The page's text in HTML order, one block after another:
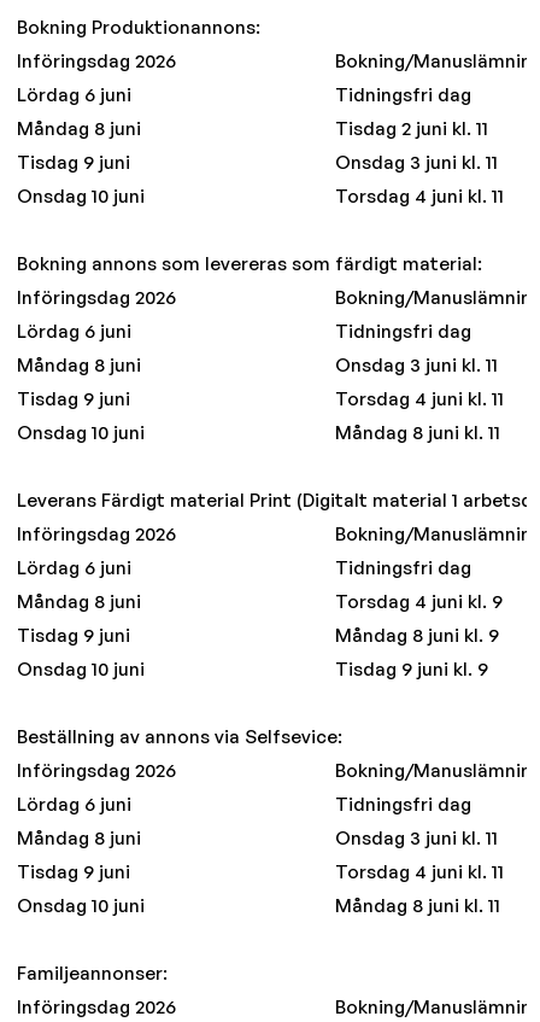
Bokning Produktionannons:
Införingsdag 2026
Bokning/
Lördag 6 juni
Tidningsfri dag
Måndag 8 juni
Tisdag 2 juni kl. 11
Tisdag 9 juni
Onsdag 3 juni kl. 11
Onsdag 10 juni
Torsdag 4 juni kl. 11
Bokning annons som levereras som färdigt material:
Införingsdag 2026
Bokning/
Lördag 6 juni
Tidningsfri dag
Måndag 8 juni
Onsdag 3 juni kl. 11
Tisdag 9 juni
Torsdag 4 juni kl. 11
Onsdag 10 juni
Måndag 8 juni kl. 11
Leverans Färdigt material Print (Digitalt material 1
Införingsdag 2026
Bokning/
Lördag 6 juni
Tidningsfri dag
Måndag 8 juni
Torsdag 4 juni kl. 9
Tisdag 9 juni
Måndag 8 juni kl. 9
Onsdag 10 juni
Tisdag 9 juni kl. 9
Beställning av annons via Selfsevice:
Införingsdag 2026
Bokning/
Lördag 6 juni
Tidningsfri dag
Måndag 8 juni
Onsdag 3 juni kl. 11
Tisdag 9 juni
Torsdag 4 juni kl. 11
Onsdag 10 juni
Måndag 8 juni kl. 11
Familjeannonser:
Införingsdag 2026
Bokning/